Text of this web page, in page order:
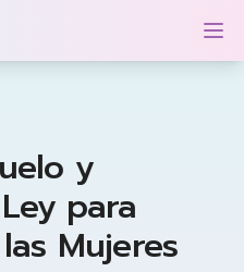
con Georgina González
y
para
Mujeres